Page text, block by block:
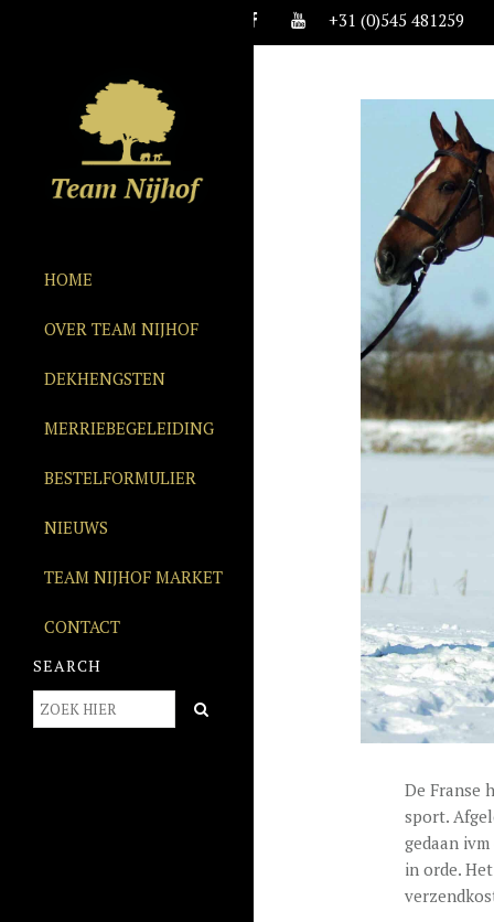
+31 (0)545 481259
HOME
OVER TEAM NIJHOF
DEKHENGSTEN
MERRIEBEGELEIDING
BESTELFORMULIER
NIEUWS
TEAM NIJHOF MARKET
CONTACT
SEARCH
De Franse
sport.
gedaan
in orde.